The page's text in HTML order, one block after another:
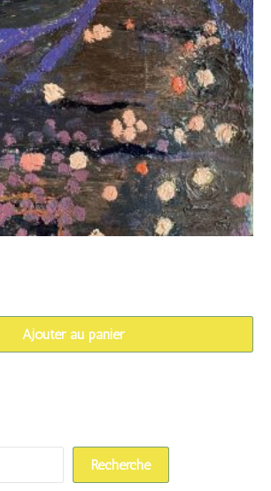
Ajouter au panier
Recherche